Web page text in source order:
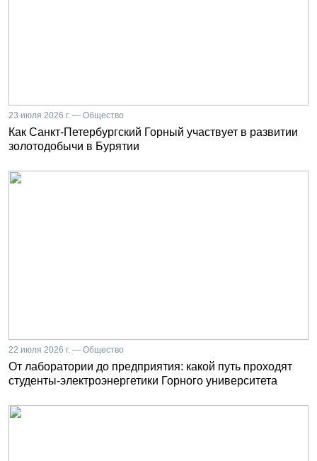
23 июля 2026 г. — Общество
Как Санкт-Петербургский Горный участвует в развитии
золотодобычи в Бурятии
22 июля 2026 г. — Общество
От лаборатории до предприятия: какой путь проходят
студенты-электроэнергетики Горного университета